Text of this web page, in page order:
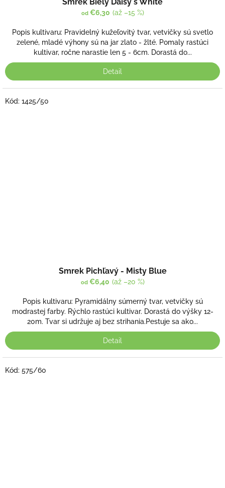
produktu
3,7
z
5
hviezdičiek.
od€6,30 (až –15 %)
Popis kultivaru: Pravidelný kužeľovitý tvar, vetvičky sú svetlo
zelené, mladé výhony sú na jar zlato - žlté. Pomaly rastúci
kultivar, ročne narastie len 5 - 6cm. Dorastá do...
Detail
Smrek Pichľavý - Misty Blue
od€6,40 (až –20 %)
Popis kultivaru: Pyramidálny súmerný tvar, vetvičky sú
modrastej farby. Rýchlo rastúci kultivar. Dorastá do výšky 12-
20m. Tvar si udržuje aj bez strihania.Pestuje sa ako...
Detail
Kód: 1425/50
Kód: 575/60